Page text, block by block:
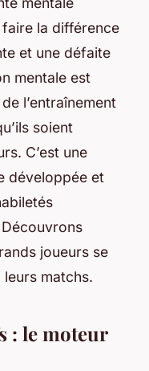
la différence
et une défaite
mentale est
l’entraînement
soient
C’est une
développée et
joueurs se
matchs.
: le moteur